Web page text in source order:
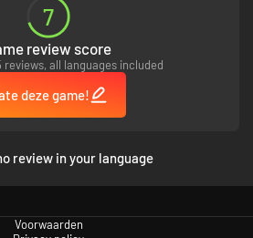
7
review score
reviews, all languages included
deze game!
review in your language
Voorwaarden